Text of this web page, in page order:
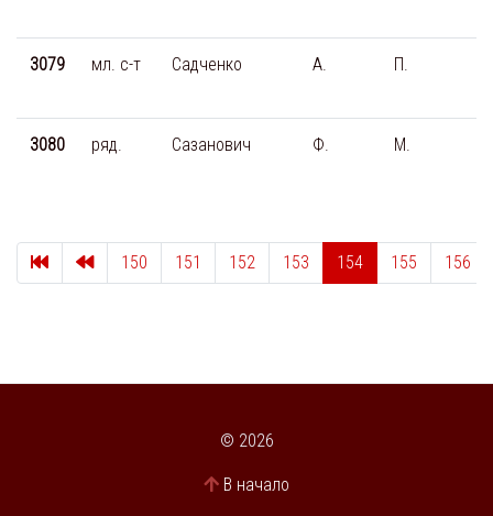
3079 мл. с-т Садченко А. П.
3080 ряд. Сазанович Ф. М.
Первая страница
Пред.150 151 152 153 154 155 156
© 2026
В начало